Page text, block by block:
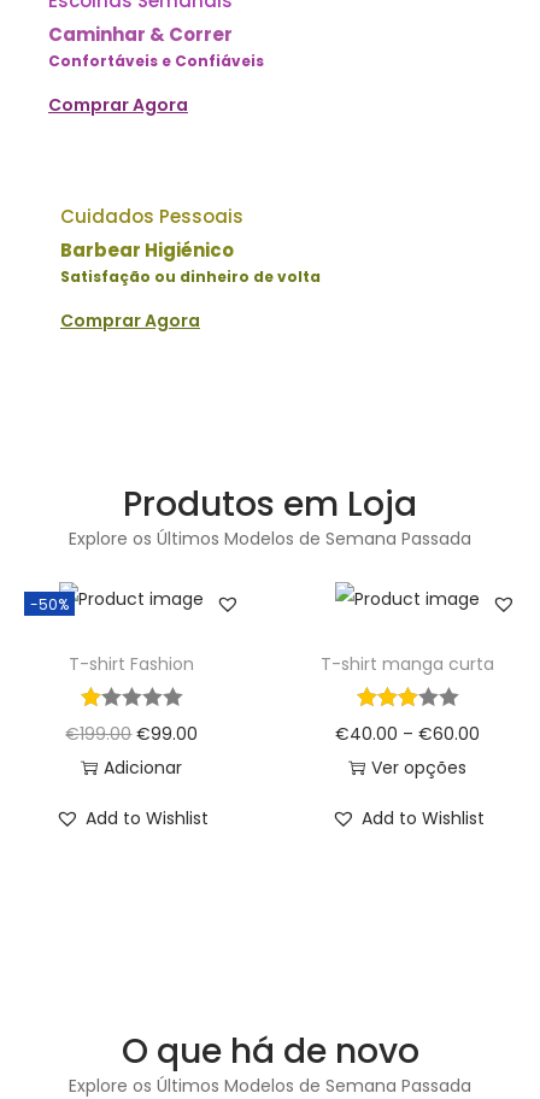
Caminhar & Correr
Confortáveis e Confiáveis
Comprar Agora
Cuidados Pessoais
Barbear Higiénico
Satisfação ou dinheiro de volta
Comprar Agora
Produtos em Loja
Explore os Últimos Modelos de Semana Passada
-50%
T-shirt Fashion
€199.00 €99.00
Adicionar
Add to Wishlist
T-shirt manga curta
€40.00 – €60.00
Ver opções
Add to Wishlist
O que há de novo
Explore os Últimos Modelos de Semana Passada